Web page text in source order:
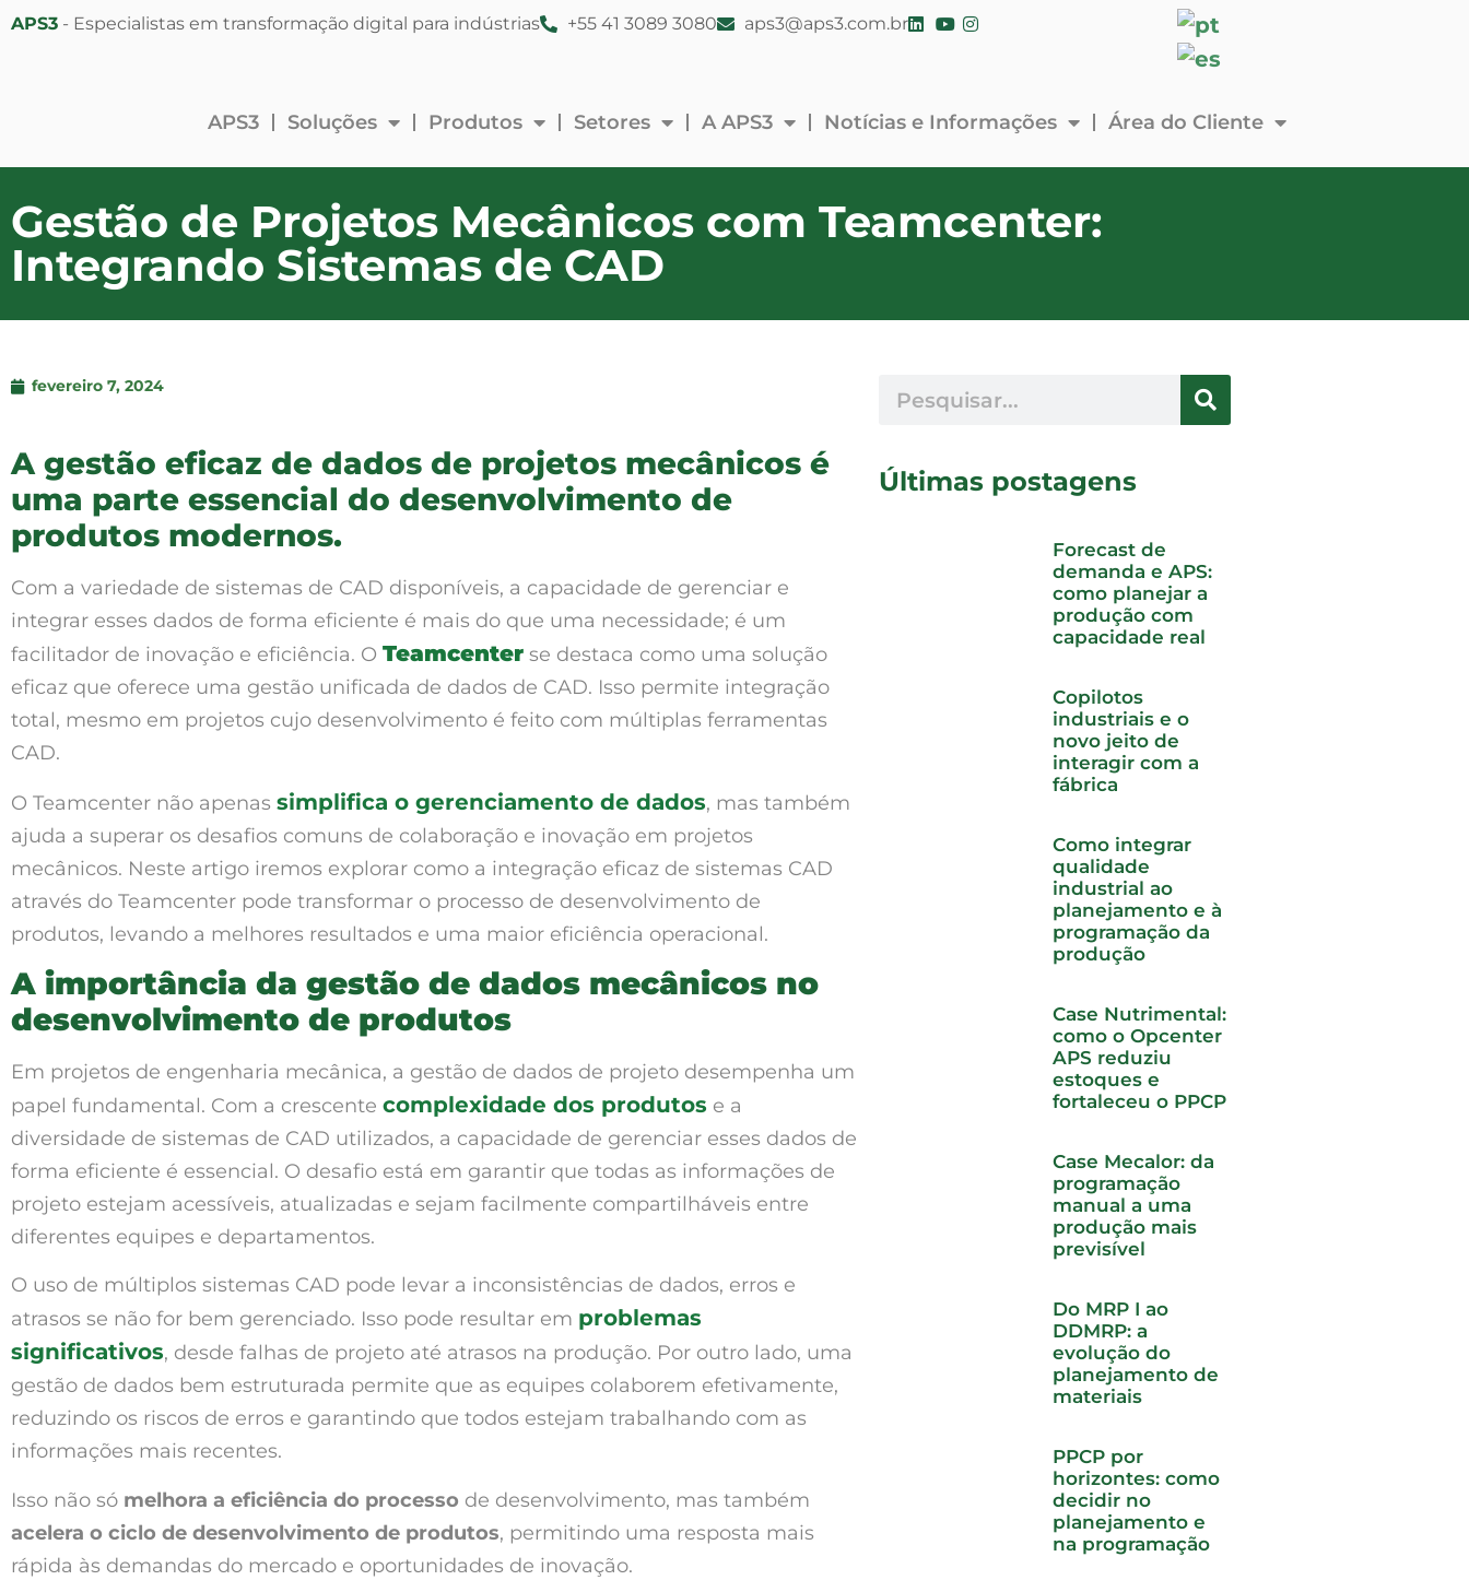
APS3 - Especialistas em transformação digital para indústrias +55 41 3089 3080 aps3@aps3.com.br
APS3 Soluções Produtos Setores A APS3 Notícias e Informações Área do Cliente
Gestão de Projetos Mecânicos com Teamcenter:
Integrando Sistemas de CAD
fevereiro 7, 2024
A gestão eficaz de dados de projetos mecânicos é
uma parte essencial do desenvolvimento de
produtos modernos.
Com a variedade de sistemas de CAD disponíveis, a capacidade de gerenciar e
integrar esses dados de forma eficiente é mais do que uma necessidade; é um
facilitador de inovação e eficiência. O Teamcenter se destaca como uma solução
eficaz que oferece uma gestão unificada de dados de CAD. Isso permite integração
total, mesmo em projetos cujo desenvolvimento é feito com múltiplas ferramentas
CAD.
O Teamcenter não apenas simplifica o gerenciamento de dados, mas também
ajuda a superar os desafios comuns de colaboração e inovação em projetos
mecânicos. Neste artigo iremos explorar como a integração eficaz de sistemas CAD
através do Teamcenter pode transformar o processo de desenvolvimento de
produtos, levando a melhores resultados e uma maior eficiência operacional.
A importância da gestão de dados mecânicos no
desenvolvimento de produtos
Em projetos de engenharia mecânica, a gestão de dados de projeto desempenha um
papel fundamental. Com a crescente complexidade dos produtos e a
diversidade de sistemas de CAD utilizados, a capacidade de gerenciar esses dados de
forma eficiente é essencial. O desafio está em garantir que todas as informações de
projeto estejam acessíveis, atualizadas e sejam facilmente compartilháveis entre
diferentes equipes e departamentos.
O uso de múltiplos sistemas CAD pode levar a inconsistências de dados, erros e
atrasos se não for bem gerenciado. Isso pode resultar em problemas
significativos, desde falhas de projeto até atrasos na produção. Por outro lado, uma
gestão de dados bem estruturada permite que as equipes colaborem efetivamente,
reduzindo os riscos de erros e garantindo que todos estejam trabalhando com as
informações mais recentes.
Isso não só melhora a eficiência do processo de desenvolvimento, mas também
acelera o ciclo de desenvolvimento de produtos, permitindo uma resposta mais
rápida às demandas do mercado e oportunidades de inovação.
Últimas postagens
Forecast de
demanda e APS:
como planejar a
produção com
capacidade real
Copilotos
industriais e o
novo jeito de
interagir com a
fábrica
Como integrar
qualidade
industrial ao
planejamento e à
programação da
produção
Case Nutrimental:
como o Opcenter
APS reduziu
estoques e
fortaleceu o PPCP
Case Mecalor: da
programação
manual a uma
produção mais
previsível
Do MRP I ao
DDMRP: a
evolução do
planejamento de
materiais
PPCP por
horizontes: como
decidir no
planejamento e
na programação